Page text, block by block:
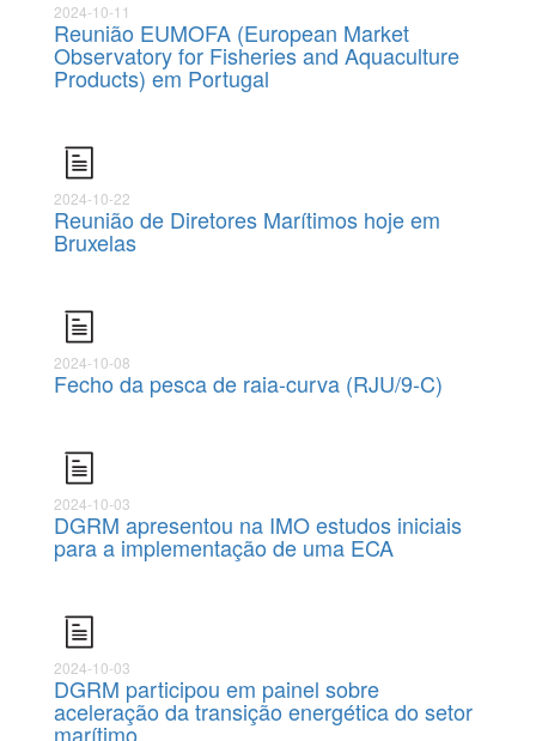
2024-10-11
Reunião EUMOFA (European Market
Observatory for Fisheries and Aquaculture
Products) em Portugal
2024-10-22
Reunião de Diretores Marítimos hoje em
Bruxelas
2024-10-08
Fecho da pesca de raia-curva (RJU/9-C)
2024-10-03
DGRM apresentou na IMO estudos iniciais
para a implementação de uma ECA
2024-10-03
DGRM participou em painel sobre
aceleração da transição energética do setor
marítimo